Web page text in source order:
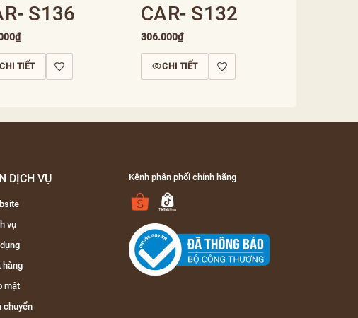
S136
CHI TIẾT
CAR- S132
306.000₫
CHI TIẾT
DỊCH VỤ
vụ
hàng
mật
chuyển
Kênh phân phối chính hãng